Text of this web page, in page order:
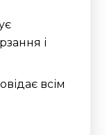
і
всім